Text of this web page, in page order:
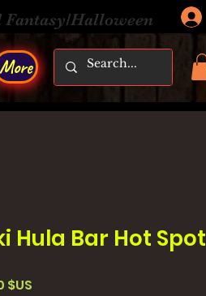
Halloween
More
Hula Bar Hot Spot
$US